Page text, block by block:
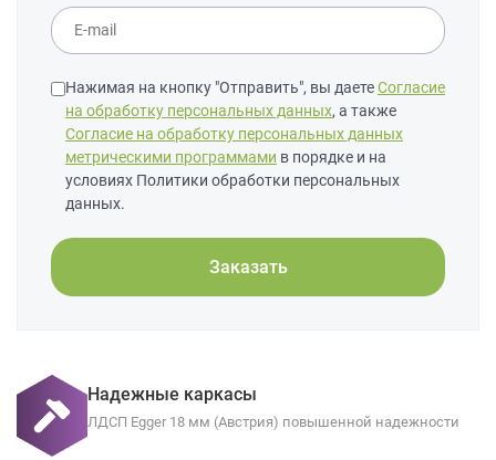
Нажимая на кнопку "Отправить", вы даетеСогласие
на обработку персональных данных, а также
Согласие на обработку персональных данных
метрическими программами в порядке и на
условиях Политики обработки персональных
данных.
Заказать
Надежные каркасы
ЛДСП Egger 18 мм (Австрия) повышенной надежности